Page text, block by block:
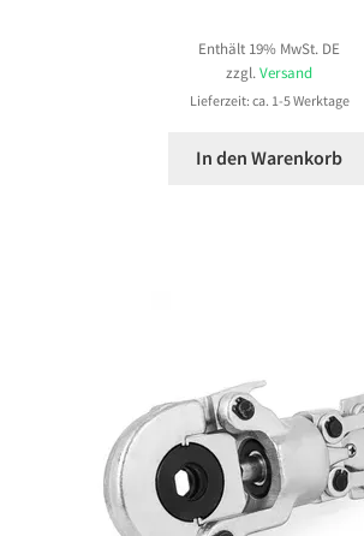
Enthält 19% MwSt. DE
zzgl. Versand
Lieferzeit: ca. 1-5 Werktage
In den Warenkorb